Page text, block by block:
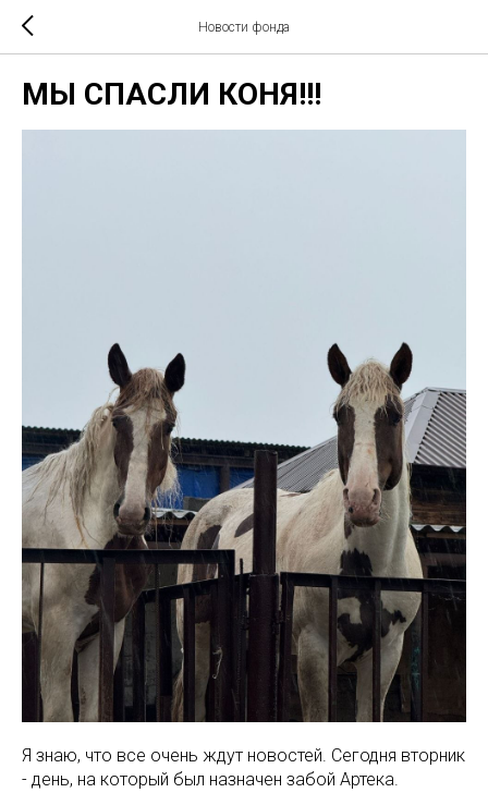
Новости фонда
МЫ СПАСЛИ КОНЯ!!!
Я знаю, что все очень ждут новостей. Сегодня вторник
- день, на который был назначен забой Артека.